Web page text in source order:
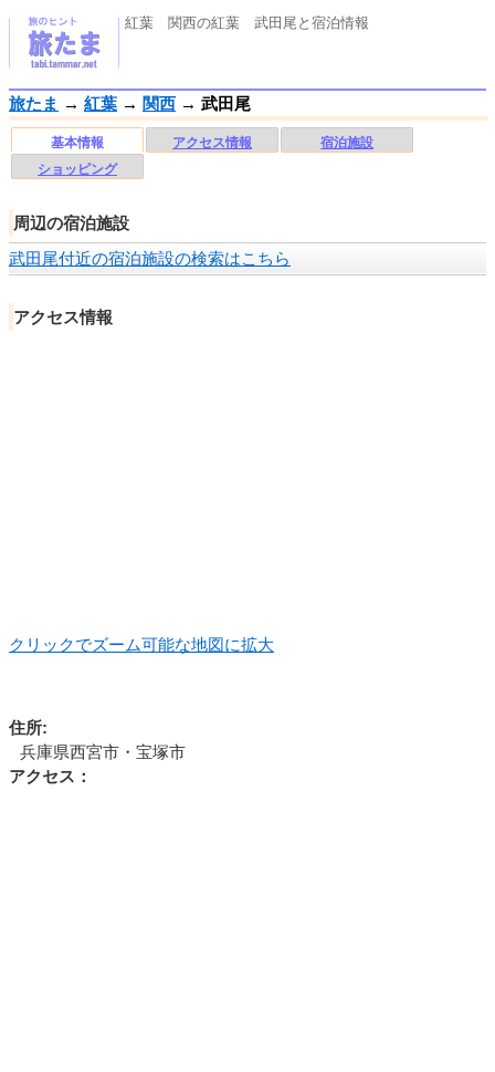
紅葉 関西の紅葉 武田尾と宿泊情報
旅たま → 紅葉 → 関西 → 武田尾
基本情報 アクセス情報
宿泊施設
ショッピング
周辺の宿泊施設
武田尾付近の宿泊施設の検索はこちら
アクセス情報
クリックでズーム可能な地図に拡大
住所:
兵庫県西宮市・宝塚市
アクセス：